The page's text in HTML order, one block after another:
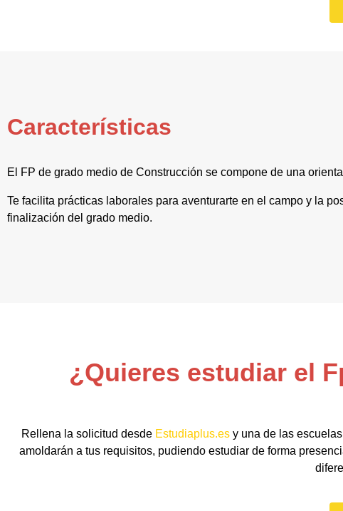
Características
El FP de grado medio de Construcción se compone de una
Te facilita prácticas laborales para aventurarte en el campo y la
finalización del grado medio.
¿Quieres estudiar el
Rellena la solicitud desde Estudiaplus.esy una de las
amoldarán a tus requisitos, pudiendo estudiar de forma